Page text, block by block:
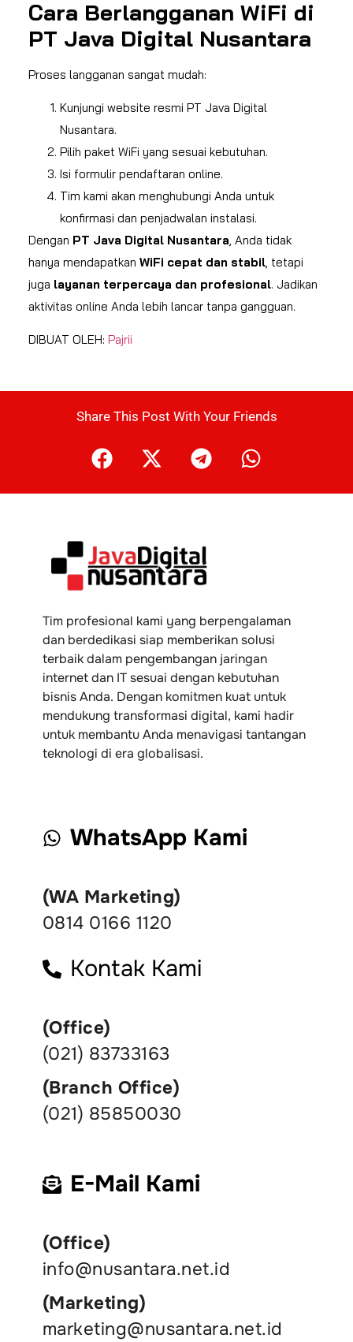
Cara Berlangganan WiFi di
PT Java Digital Nusantara
Proses langganan sangat mudah:
Kunjungi website resmi PT Java Digital
Nusantara.
Pilih paket WiFi yang sesuai kebutuhan.
Isi formulir pendaftaran online.
Tim kami akan menghubungi Anda untuk
konfirmasi dan penjadwalan instalasi.
Dengan PT Java Digital Nusantara, Anda tidak
hanya mendapatkan WiFi cepat dan stabil, tetapi
juga layanan terpercaya dan profesional. Jadikan
aktivitas online Anda lebih lancar tanpa gangguan.
DIBUAT OLEH: Pajrii
Share This Post With Your Friends
Tim profesional kami yang berpengalaman
dan berdedikasi siap memberikan solusi
terbaik dalam pengembangan jaringan
internet dan IT sesuai dengan kebutuhan
bisnis Anda. Dengan komitmen kuat untuk
mendukung transformasi digital, kami hadir
untuk membantu Anda menavigasi tantangan
teknologi di era globalisasi.
WhatsApp Kami
(WA Marketing)
0814 0166 1120
Kontak Kami
(Office)
(021) 83733163
(Branch Office)
(021) 85850030
E-Mail Kami
(Office)
info@nusantara.net.id
(Marketing)
marketing@nusantara.net.id